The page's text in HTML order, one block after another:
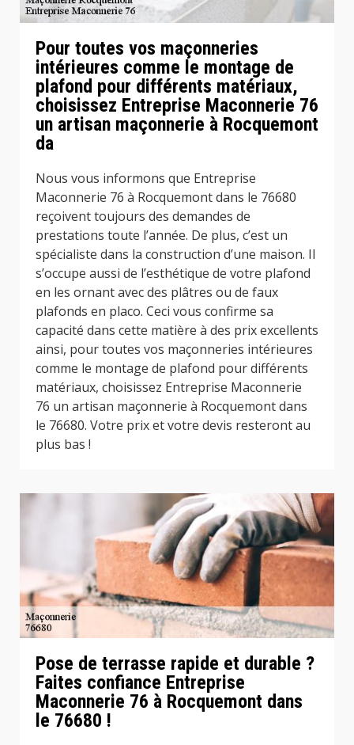
Pour toutes vos maçonneries
intérieures comme le montage de
plafond pour différents matériaux,
choisissez Entreprise Maconnerie 76
un artisan maçonnerie à Rocquemont
da
Nous vous informons que Entreprise
Maconnerie 76 à Rocquemont dans le 76680
reçoivent toujours des demandes de
prestations toute l’année. De plus, c’est un
spécialiste dans la construction d’une maison. Il
s’occupe aussi de l’esthétique de votre plafond
en les ornant avec des plâtres ou de faux
plafonds en placo. Ceci vous confirme sa
capacité dans cette matière à des prix excellents
ainsi, pour toutes vos maçonneries intérieures
comme le montage de plafond pour différents
matériaux, choisissez Entreprise Maconnerie
76 un artisan maçonnerie à Rocquemont dans
le 76680. Votre prix et votre devis resteront au
plus bas !
Pose de terrasse rapide et durable ?
Faites confiance Entreprise
Maconnerie 76 à Rocquemont dans
le 76680 !